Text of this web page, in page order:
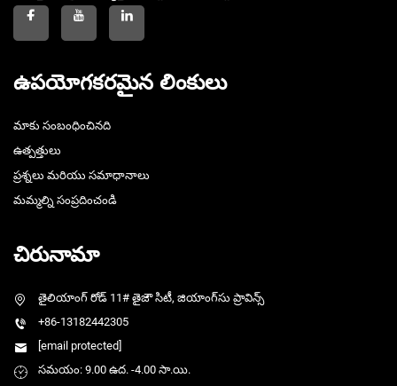
ఉపయోగకరమైన లింకులు
మాకు సంబంధించినది
ఉత్పత్తులు
ప్రశ్నలు మరియు సమాధానాలు
మమ్మల్ని సంప్రదించండి
చిరునామా
తైలియాంగ్ రోడ్ 11# తైజౌ సిటీ, జియాంగ్‌సు ప్రావిన్స్
+86-13182442305
[email protected]
సమయం: 9.00 ఉద. -4.00 సా.యి.